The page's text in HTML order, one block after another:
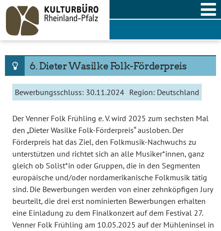
Skip
content
6. Dieter Wasilke Folk-Förderpreis
Bewerbungsschluss: 30.11.2024 Region: Deutschland
Der Venner Folk Frühling e. V. wird 2025 zum sechsten Mal
den „Dieter Wasilke Folk-Förderpreis“ ausloben. Der
Förderpreis hat das Ziel, den Folkmusik-Nachwuchs zu
unterstützen und richtet sich an alle Musiker*innen, ganz
gleich ob Solist*in oder Gruppen, die in den Segmenten
europäische und/oder nordamerikanische Folkmusik tätig
sind. Die Bewerbungen werden von einer zehnköpfigen Jury
beurteilt, die drei erst nominierten Bewerbungen erhalten
eine Einladung zu dem Finalkonzert auf dem Festival 27.
Venner Folk Frühling am 10.05.2025 auf der Mühleninsel in